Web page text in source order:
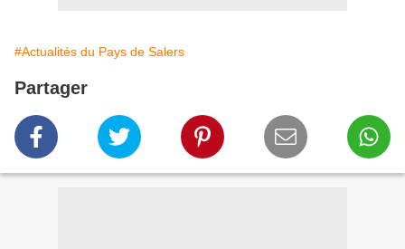
#Actualités du Pays de Salers
Partager